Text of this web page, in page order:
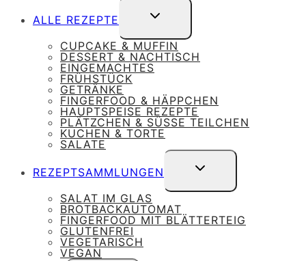
ALLE REZEPTE
UNTERMENÜ
UMSCHALTEN
CUPCAKE & MUFFIN
DESSERT & NACHTISCH
EINGEMACHTES
FRÜHSTÜCK
GETRÄNKE
FINGERFOOD & HÄPPCHEN
HAUPTSPEISE REZEPTE
PLÄTZCHEN & SÜSSE TEILCHEN
KUCHEN & TORTE
SALATE
REZEPTSAMMLUNGEN
UNTERMENÜ
UMSCHALTEN
SALAT IM GLAS
BROTBACKAUTOMAT
FINGERFOOD MIT BLÄTTERTEIG
GLUTENFREI
VEGETARISCH
VEGAN